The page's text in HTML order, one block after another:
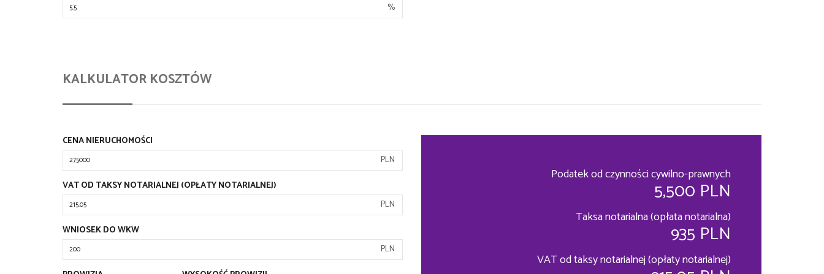
%
KALKULATOR KOSZTÓW
CENA NIERUCHOMOŚCI
PLN
VAT OD TAKSY NOTARIALNEJ (OPŁATY NOTARIALNEJ)
PLN
WNIOSEK DO WKW
PLN
Podatek od czynności cywilno-prawnych
5,500 PLN
Taksa notarialna (opłata notarialna)
935 PLN
VAT od taksy notarialnej (opłaty notarialnej)